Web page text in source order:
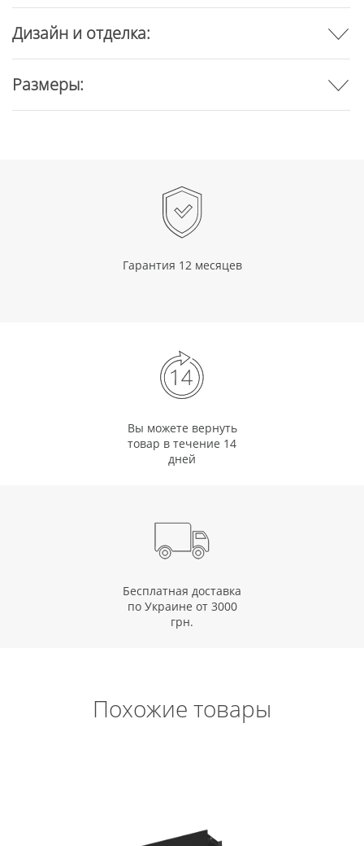
Дизайн и отделка:
Размеры:
Гарантия 12 месяцев
Вы можете вернуть
товар в течение 14
дней
Бесплатная доставка
по Украине от 3000
грн.
Похожие товары